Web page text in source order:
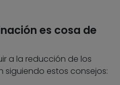
es cosa de
a la reducción de los
siguiendo estos consejos: